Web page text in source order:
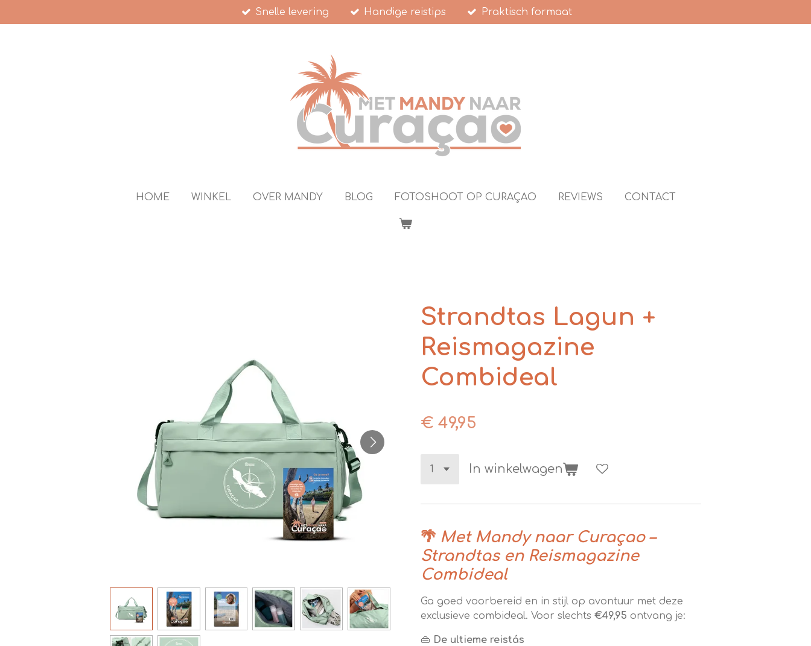
direct
Snelle levering Handige reistips Praktisch formaat
HOME WINKEL OVER MANDY BLOG FOTOSHOOT OP CURAÇAO REVIEWS CONTACT
Strandtas Lagun +
Reismagazine
Combideal
€ 49,95
In winkelwagen
🌴 Met Mandy naar Curaçao –
Strandtas en Reismagazine
Combideal
Ga goed voorbereid en in stijl op avontuur met deze
exclusieve combideal. Voor slechts €49,95 ontvang je:
👜 De ultieme reistás